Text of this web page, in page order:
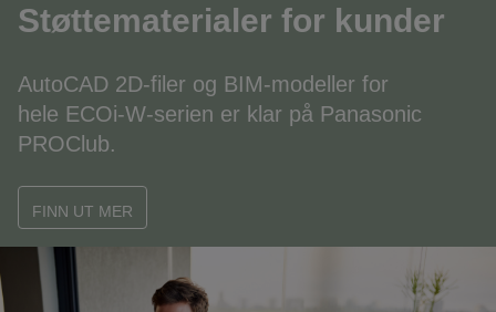
Støttematerialer for kunder
AutoCAD 2D-filer og BIM-modeller for
hele ECOi-W-serien er klar på Panasonic
PROClub.
FINN UT MER